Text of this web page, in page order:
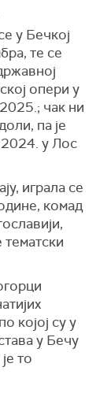
у Бечкој
те се
опери у
чак ни
па је
2024. у Лос
играла се
комад
тематски
којој су у
у Бечу
то